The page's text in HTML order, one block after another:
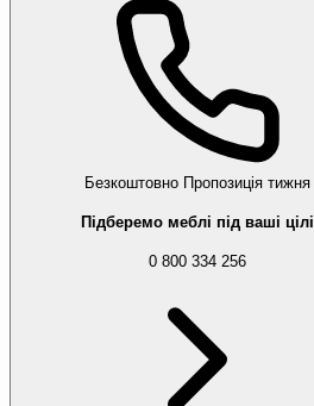
Безкоштовно Пропозиція тижня
Підберемо меблі під ваші цілі
0 800 334 256